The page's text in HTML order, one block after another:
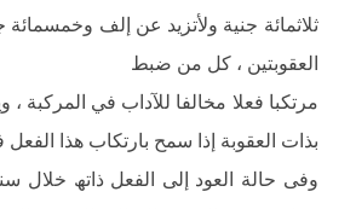
ثلاثمائة جنیة ولأتزید عن إلف وخمسمائة
العقوبتین ، كل من ضبط
مرتكبا فعلا مخالفا للآداب في المركبة ،
بذات العقوبة إذا سمح بارتكاب ھذا الفعل
وفى حالة العود إلى الفعل ذاتھ خلال